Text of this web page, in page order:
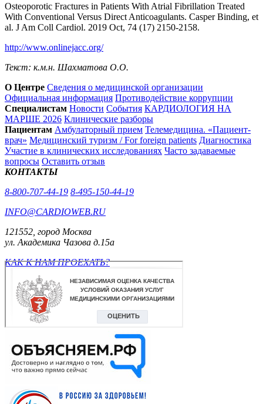
Osteoporotic Fractures in Patients With Atrial Fibrillation Treated
With Conventional Versus Direct Anticoagulants. Casper Binding, et
al. J Am Coll Cardiol. 2019 Oct, 74 (17) 2150-2158.
http://www.onlinejacc.org/
Текст: к.м.н. Шахматова О.О.
О Центре Сведения о медицинской организации
Официальная информация Противодействие коррупции
Специалистам Новости События КАРДИОЛОГИЯ НА
МАРШЕ 2026 Клинические разборы
Пациентам Амбулаторный прием Телемедицина. «Пациент-
врач» Медицинский туризм / For foreign patients Диагностика
Участие в клинических исследованиях Часто задаваемые
вопросы Оставить отзыв
КОНТАКТЫ
8-800-707-44-19 8-495-150-44-19
INFO@CARDIOWEB.RU
121552, город Москва
ул. Академика Чазова д.15а
КАК К НАМ ПРОЕХАТЬ?